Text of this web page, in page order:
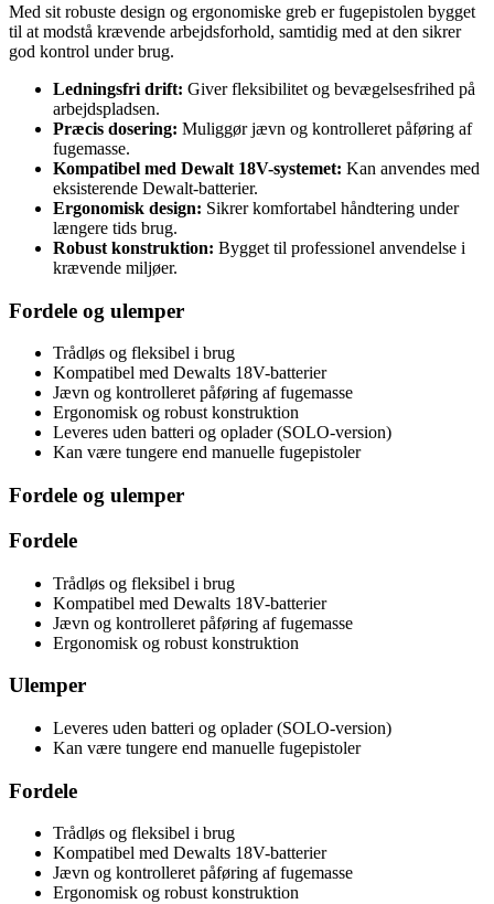
Med sit robuste design og ergonomiske greb er fugepistolen bygget
til at modstå krævende arbejdsforhold, samtidig med at den sikrer
god kontrol under brug.
Ledningsfri drift: Giver fleksibilitet og bevægelsesfrihed på
arbejdspladsen.
Præcis dosering: Muliggør jævn og kontrolleret påføring af
fugemasse.
Kompatibel med Dewalt 18V-systemet: Kan anvendes med
eksisterende Dewalt-batterier.
Ergonomisk design: Sikrer komfortabel håndtering under
længere tids brug.
Robust konstruktion: Bygget til professionel anvendelse i
krævende miljøer.
Fordele og ulemper
Trådløs og fleksibel i brug
Kompatibel med Dewalts 18V-batterier
Jævn og kontrolleret påføring af fugemasse
Ergonomisk og robust konstruktion
Leveres uden batteri og oplader (SOLO-version)
Kan være tungere end manuelle fugepistoler
Fordele og ulemper
Fordele
Trådløs og fleksibel i brug
Kompatibel med Dewalts 18V-batterier
Jævn og kontrolleret påføring af fugemasse
Ergonomisk og robust konstruktion
Ulemper
Leveres uden batteri og oplader (SOLO-version)
Kan være tungere end manuelle fugepistoler
Fordele
Trådløs og fleksibel i brug
Kompatibel med Dewalts 18V-batterier
Jævn og kontrolleret påføring af fugemasse
Ergonomisk og robust konstruktion